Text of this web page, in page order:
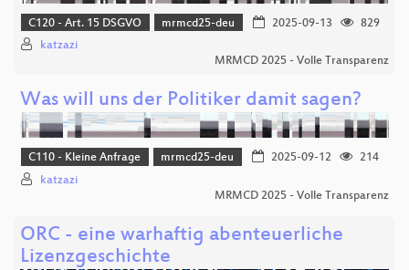
C120 - Art. 15 DSGVO mrmcd25-deu 2025-09-13
829
katzazi
MRMCD 2025 - Volle Transparenz
Was will uns der Politiker damit sagen?
C110 - Kleine Anfrage mrmcd25-deu 2025-09-12
214
katzazi
MRMCD 2025 - Volle Transparenz
ORC - eine warhaftig abenteuerliche
Lizenzgeschichte